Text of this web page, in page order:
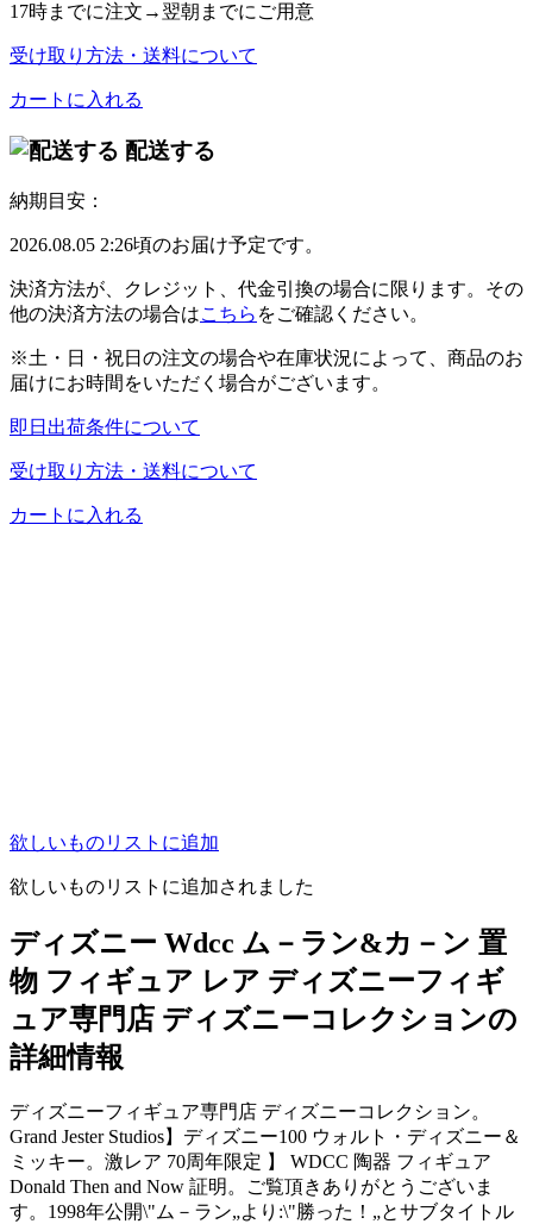
17時までに注文→ 翌朝 までにご用意
受け取り方法・送料について
カートに入れる
配送する
納期目安：
2026.08.05 2:26頃のお届け予定です。
決済方法が、クレジット、代金引換の場合に限ります。その
他の決済方法の場合はこちら をご確認ください。
※土・日・祝日の注文の場合や在庫状況によって、商品のお
届けにお時間をいただく場合がございます。
即日出荷条件について
受け取り方法・送料について
カートに入れる
欲しいものリストに追加
欲しいものリストに追加されました
ディズニー Wdcc ム－ラン&カ－ン 置
物 フィギュア レア ディズニーフィギ
ュア専門店 ディズニーコレクションの
詳細情報
ディズニーフィギュア専門店 ディズニーコレクション。
Grand Jester Studios】ディズニー100 ウォルト・ディズニー＆
ミッキー。激レア 70周年限定 】 WDCC 陶器 フィギュア
Donald Then and Now 証明。ご覧頂きありがとうございま
す。1998年公開\"ム－ラン„より:\"勝った！„とサブタイトル